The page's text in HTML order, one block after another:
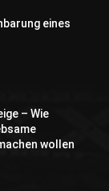
eines
– Wie
wollen